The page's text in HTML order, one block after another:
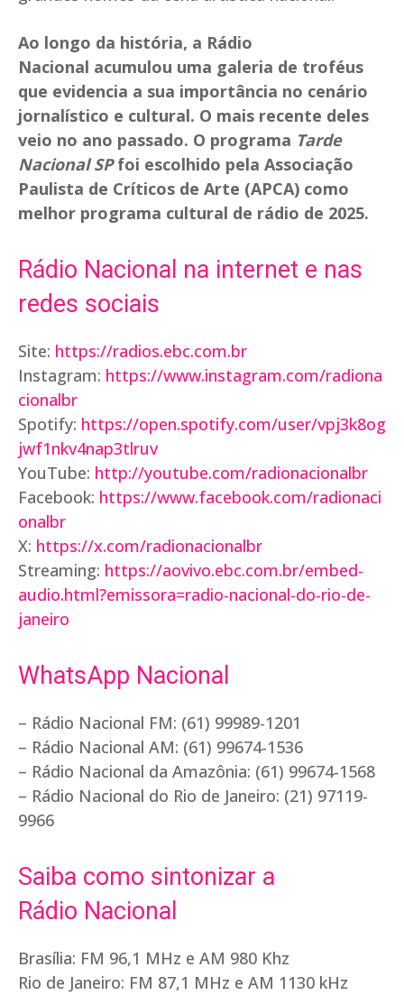
Ao longo da história, a Rádio
Nacional acumulou uma galeria de troféus
que evidencia a sua importância no cenário
jornalístico e cultural. O mais recente deles
veio no ano passado. O programa Tarde
Nacional SPfoi escolhido pela Associação
Paulista de Críticos de Arte (APCA) como
melhor programa cultural de rádio de 2025.
Rádio Nacional na internet e nas
redes sociais
Site: https://radios.ebc.com.br
Instagram: https://www.instagram.com/radiona
cionalbr
Spotify: https://open.spotify.com/user/vpj3k8og
jwf1nkv4nap3tlruv
YouTube: http://youtube.com/radionacionalbr
Facebook: https://www.facebook.com/radionaci
onalbr
X: https://x.com/radionacionalbr
Streaming: https://aovivo.ebc.com.br/embed-
audio.html?emissora=radio-nacional-do-rio-de-
janeiro
WhatsApp Nacional
– Rádio Nacional FM: (61) 99989-1201
– Rádio Nacional AM: (61) 99674-1536
– Rádio Nacional da Amazônia: (61) 99674-1568
– Rádio Nacional do Rio de Janeiro: (21) 97119-
9966
Saiba como sintonizar a
Rádio Nacional
Brasília: FM 96,1 MHz e AM 980 Khz
Rio de Janeiro: FM 87,1 MHz e AM 1130 kHz